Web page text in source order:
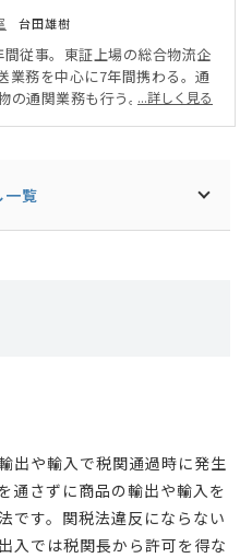
台田雄樹
従事。東証上場の総合物流企
業務を中心に7年間携わる。通
の通関業務も行う。またミャン
。北南米、中国、ベトナム、フ
当。日本と海外拠点間だけでな
輸送管理も行っている。
...詳しく見る
一覧
出や輸入で税関通過時に発生
通さずに商品の輸出や輸入を
です。関税法違反にならない
入では税関長から許可を得な